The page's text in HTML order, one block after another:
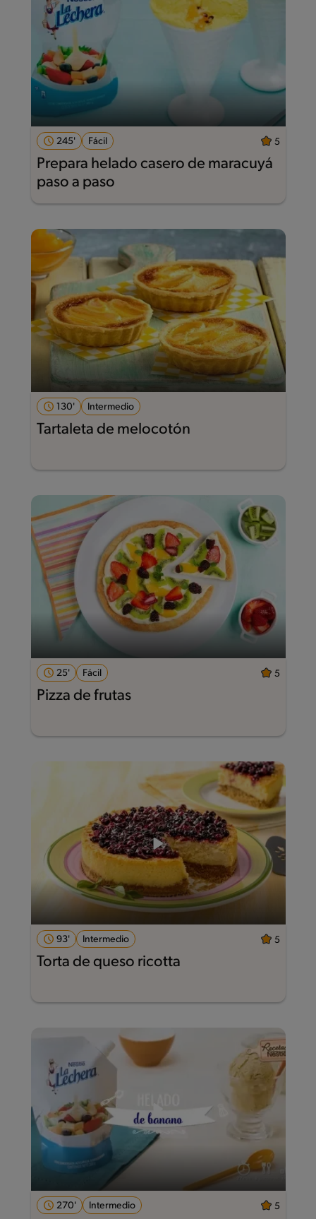
245' Fácil 5
Prepara helado casero de maracuyá
paso a paso
130' Intermedio
Tartaleta de melocotón
25' Fácil 5
Pizza de frutas
93' Intermedio 5
Torta de queso ricotta
270' Intermedio 5